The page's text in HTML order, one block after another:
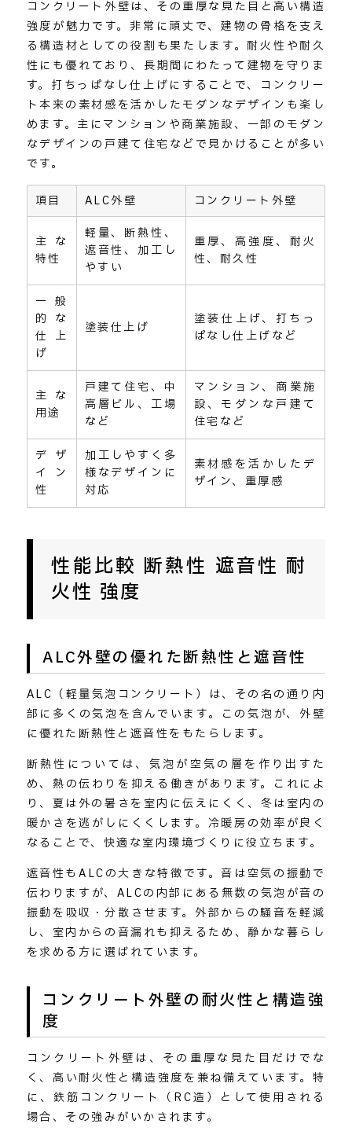
コンクリート外壁は、その重厚な見た目と高い構造
強度が魅力です。非常に頑丈で、建物の骨格を支え
る構造材としての役割も果たします。耐火性や耐久
性にも優れており、長期間にわたって建物を守りま
す。打ちっぱなし仕上げにすることで、コンクリー
ト本来の素材感を活かしたモダンなデザインも楽し
めます。主にマンションや商業施設、一部のモダン
なデザインの戸建て住宅などで見かけることが多い
です。
項目 ALC外壁 コンクリート外壁
主な
特性
軽量、断熱性、
遮音性、加工し
やすい
重厚、高強度、耐火
性、耐久性
一般
的な
仕上
げ
塗装仕上げ
塗装仕上げ、打ちっ
ぱなし仕上げなど
主な
用途
戸建て住宅、中
高層ビル、工場
など
マンション、商業施
設、モダンな戸建て
住宅など
デザ
イン
性
加工しやすく多
様なデザインに
対応
素材感を活かしたデ
ザイン、重厚感
性能比較 断熱性 遮音性 耐
火性 強度
ALC外壁の優れた断熱性と遮音性
ALC（軽量気泡コンクリート）は、その名の通り内
部に多くの気泡を含んでいます。この気泡が、外壁
に優れた断熱性と遮音性をもたらします。
断熱性については、気泡が空気の層を作り出すた
め、熱の伝わりを抑える働きがあります。これによ
り、夏は外の暑さを室内に伝えにくく、冬は室内の
暖かさを逃がしにくくします。冷暖房の効率が良く
なることで、快適な室内環境づくりに役立ちます。
遮音性もALCの大きな特徴です。音は空気の振動で
伝わりますが、ALCの内部にある無数の気泡が音の
振動を吸収・分散させます。外部からの騒音を軽減
し、室内からの音漏れも抑えるため、静かな暮らし
を求める方に選ばれています。
コンクリート外壁の耐火性と構造強
度
コンクリート外壁は、その重厚な見た目だけでな
く、高い耐火性と構造強度を兼ね備えています。特
に、鉄筋コンクリート（RC造）として使用される
場合、その強みがいかされます。